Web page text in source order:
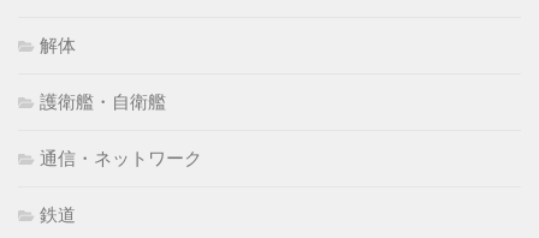
解体
護衛艦・自衛艦
通信・ネットワーク
鉄道